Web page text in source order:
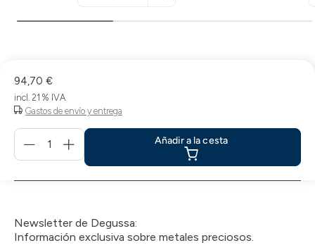
disponible
94,70 €
incl. 21 % IVA
Gastos de envío y entrega
Añadir
la
Añadir a la cesta
Newsletter de Degussa:
Información exclusiva sobre metales preciosos.